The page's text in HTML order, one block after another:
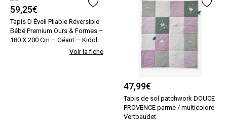
59,25€
Tapis D Éveil Pliable Réversible
Bébé Premium Ours & Formes –
180 X 200 Cm – Géant – Kidolo
Voir la fiche
47,99€
Tapis de sol patchwork DOUCE
PROVENCE parme / multicolore
Vertbaudet